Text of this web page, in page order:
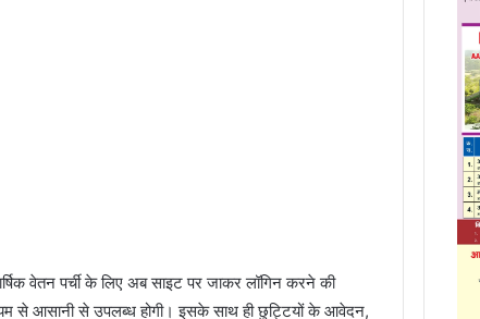
वेतन पर्ची के लिए अब साइट पर जाकर लॉगिन करने की
से आसानी से उपलब्ध होगी। इसके साथ ही छुट्टियों के आवेदन,